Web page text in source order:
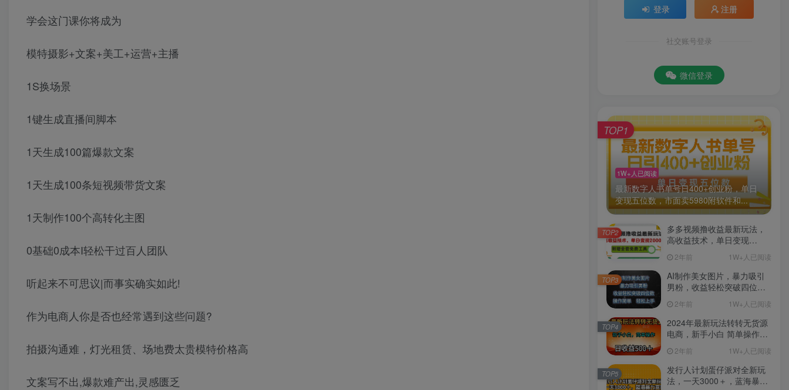
学会这门课你将成为
模特摄影+文案+美工+运营+主播
1S换场景
1键生成直播间脚本
1天生成100篇爆款文案
1天生成100条短视频带货文案
1天制作100个高转化主图
0基础0成本I轻松干过百人团队
听起来不可思议|而事实确实如此!
作为电商人你是否也经常遇到这些问题?
拍摄沟通难，灯光租赁、场地费太贵模特价格高
文案写不出,爆款难产出,灵感匮乏
登录 注册
社交账号登录
微信登录
1W+人已阅读
最新数字人书单号日400+创业粉，单日
变现五位数，市面卖5980附软件和...
TOP1
多多视频撸收益最新玩法，
高收益技术，单日变现
2年前 1W+人已阅读
TOP2
AI制作美女图片，暴力吸引
男粉，收益轻松突破四位
2年前 1W+人已阅读
TOP3
2024年最新玩法转转无货源
电商，新手小白 简单操作，
2年前 1W+人已阅读
TOP4
发行人计划蛋仔派对全新玩
法，一天3000＋，蓝海暴力
TOP5